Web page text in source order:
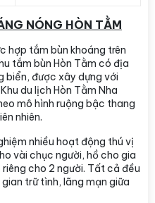
NÓNG HÒN TẰM
hợp tắm bùn khoáng trên
tắm bùn Hòn Tằm có địa
biển, được xây dựng với
du lịch Hòn Tằm Nha
mô hình ruộng bậc thang
nhiên.
nhiều hoạt động thú vị
vài chục người, hồ cho gia
cho 2 người. Tất cả đều
trữ tình, lãng mạn giữa